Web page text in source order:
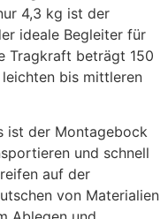
4,3 kg ist der
ideale Begleiter für
Tragkraft beträgt 150
bis mittleren
ist der Montagebock
und schnell
auf der
von Materialien